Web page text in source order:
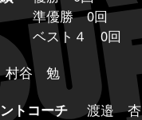
準優勝 0回
ベスト４ 0回
村谷 勉
トコーチ
渡邉 杏